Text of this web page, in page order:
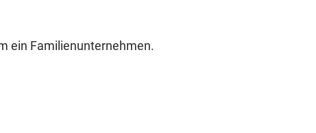
ein Familienunternehmen.